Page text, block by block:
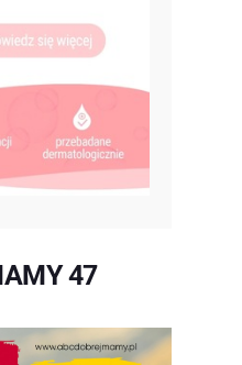
47